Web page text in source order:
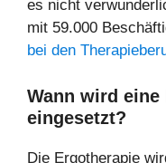
es nicht
mit 59.000
bei den
Wann wird
eingesetzt?
Die Ergotherapie